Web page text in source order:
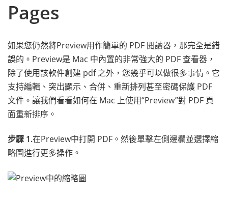
Pages
如果您仍然將Preview用作簡單的 PDF 閱讀器，那完全是錯
誤的。Preview是 Mac 中內置的非常強大的 PDF 查看器，
除了使用該軟件創建 pdf 之外，您幾乎可以做很多事情。它
支持編輯、突出顯示、合併、重新排列甚至密碼保護 PDF
文件。讓我們看看如何在 Mac 上使用“Preview”對 PDF 頁
面重新排序。
步驟 1.在Preview中打開 PDF。然後單擊左側邊欄並選擇縮
略圖進行更多操作。